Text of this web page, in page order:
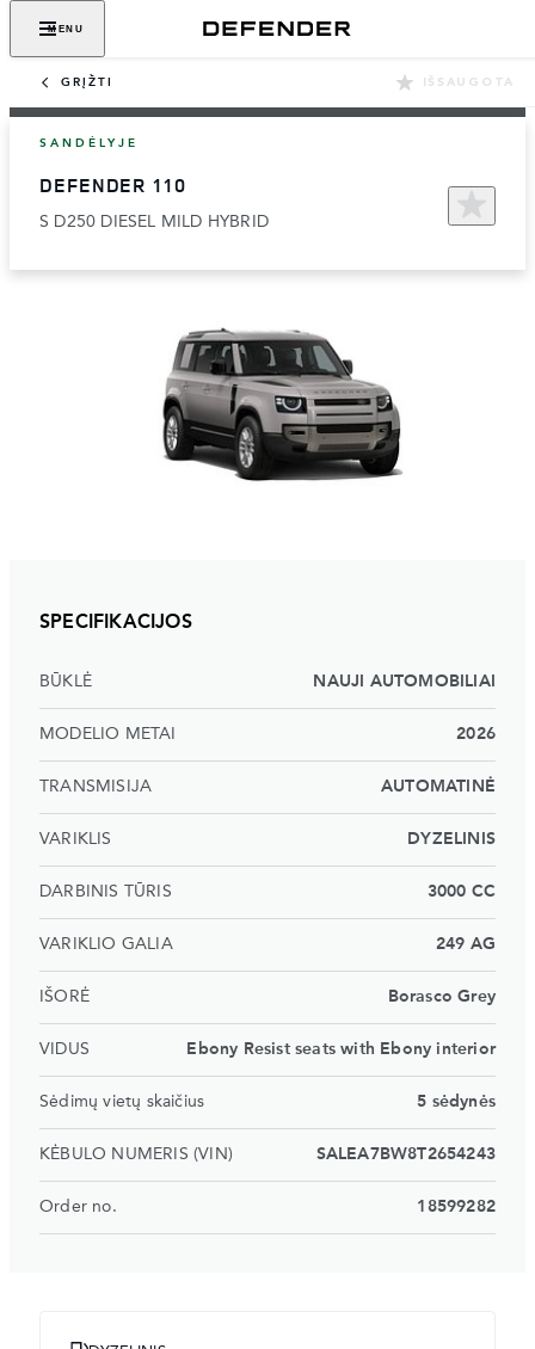
MENU
GRĮŽTI IŠSAUGOTA
SANDĖLYJE
DEFENDER 110
S D250 DIESEL MILD HYBRID
SPECIFIKACIJOS
BŪKLĖ NAUJI AUTOMOBILIAI
MODELIO METAI 2026
TRANSMISIJA AUTOMATINĖ
VARIKLIS DYZELINIS
DARBINIS TŪRIS 3000 CC
VARIKLIO GALIA 249 AG
IŠORĖ Borasco Grey
VIDUS Ebony Resist seats with Ebony interior
Sėdimų vietų skaičius 5 sėdynės
KĖBULO NUMERIS (VIN) SALEA7BW8T2654243
Order no. 18599282